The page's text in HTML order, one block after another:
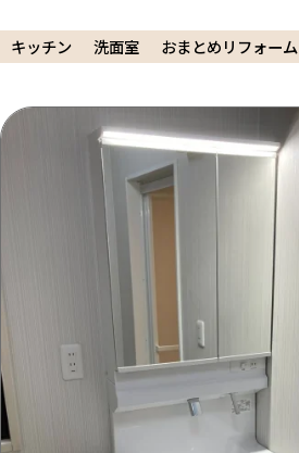
キッチン 洗面室 おまとめリフォーム